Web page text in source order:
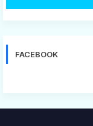
FACEBOOK